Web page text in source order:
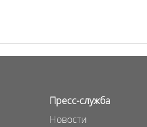
Пресс-служба
Новости